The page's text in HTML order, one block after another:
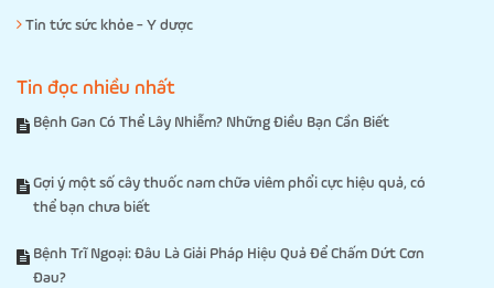
Tin tức sức khỏe - Y dược
Tin đọc nhiều nhất
Bệnh Gan Có Thể Lây Nhiễm? Những Điều Bạn Cần Biết
Gợi ý một số cây thuốc nam chữa viêm phổi cực hiệu quả, có
thể bạn chưa biết
Bệnh Trĩ Ngoại: Đâu Là Giải Pháp Hiệu Quả Để Chấm Dứt Cơn
Đau?